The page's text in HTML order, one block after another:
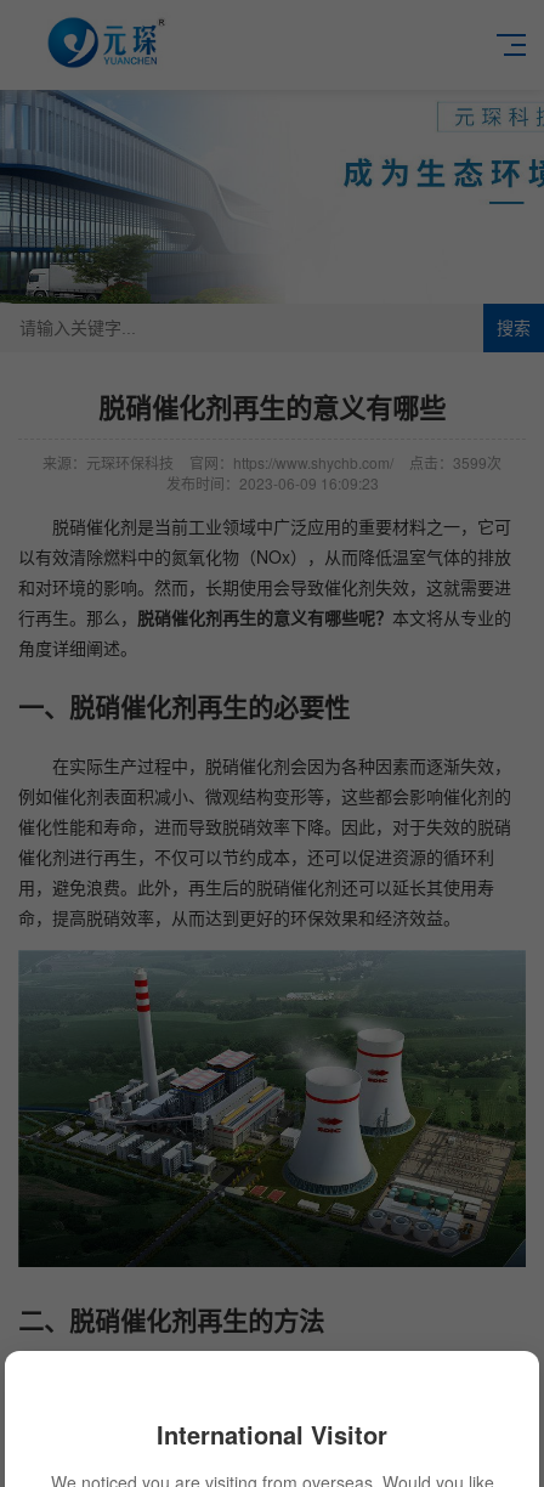
搜索
脱硝催化剂再生的意义有哪些
来源：元琛环保科技 官网：https://www.shychb.com/
点击：3599次
发布时间：2023-06-09 16:09:23
脱硝催化剂是当前工业领域中广泛应用的重要材料之一，它可
以有效清除燃料中的氮氧化物（NOx），从而降低温室气体的排放
和对环境的影响。然而，长期使用会导致催化剂失效，这就需要进
行再生。那么， 脱硝催化剂再生的意义有哪些呢？ 本文将从专业的
角度详细阐述。
一、脱硝催化剂再生的必要性
在实际生产过程中，脱硝催化剂会因为各种因素而逐渐失效，
例如催化剂表面积减小、微观结构变形等，这些都会影响催化剂的
催化性能和寿命，进而导致脱硝效率下降。因此，对于失效的脱硝
催化剂进行再生，不仅可以节约成本，还可以促进资源的循环利
用，避免浪费。此外，再生后的脱硝催化剂还可以延长其使用寿
命，提高脱硝效率，从而达到更好的环保效果和经济效益。
二、脱硝催化剂再生的方法
物理法再生：物理法即采用热风或蒸汽等方法将失效的脱硝催
International Visitor
We noticed you are visiting from overseas. Would you like